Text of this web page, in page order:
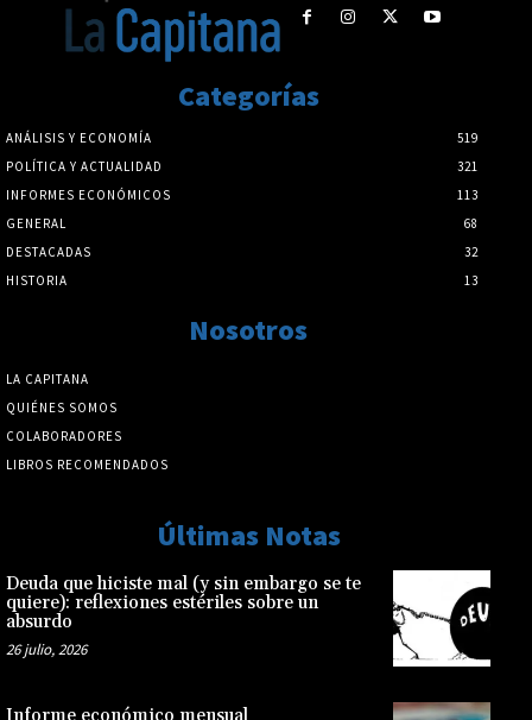
Categorías
ANÁLISIS Y ECONOMÍA
519
POLÍTICA Y ACTUALIDAD
321
INFORMES ECONÓMICOS
113
GENERAL
68
DESTACADAS
32
HISTORIA
13
Nosotros
LA CAPITANA
QUIÉNES SOMOS
COLABORADORES
LIBROS RECOMENDADOS
Últimas Notas
Deuda que hiciste mal (y sin embargo se te
quiere): reflexiones estériles sobre un
absurdo
26 julio, 2026